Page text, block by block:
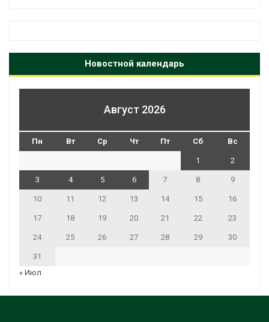
Новостной календарь
Август 2026
Пн Вт Ср Чт Пт Сб Вс
1 2
3 4 5 6 7 8 9
10 11 12 13 14 15 16
17 18 19 20 21 22 23
24 25 26 27 28 29 30
31
« Июл